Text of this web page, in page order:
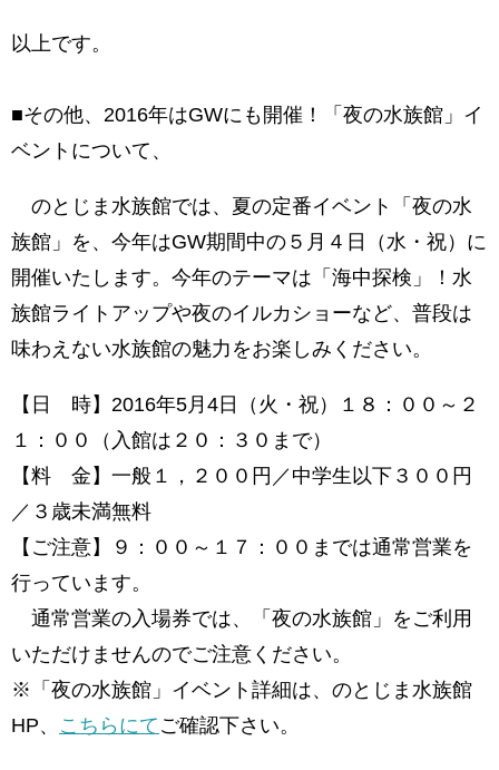
以上です。
■その他、2016年はGWにも開催！「夜の水族館」イ
ベントについて、
のとじま水族館では、夏の定番イベント「夜の水
族館」を、今年はGW期間中の５月４日（水・祝）に
開催いたします。今年のテーマは「海中探検」！水
族館ライトアップや夜のイルカショーなど、普段は
味わえない水族館の魅力をお楽しみください。
【日 時】2016年5月4日（火・祝）１８：００～２
１：００（入館は２０：３０まで）
【料 金】一般１，２００円／中学生以下３００円
／３歳未満無料
【ご注意】９：００～１７：００までは通常営業を
行っています。
通常営業の入場券では、「夜の水族館」をご利用
いただけませんのでご注意ください。
※「夜の水族館」イベント詳細は、のとじま水族館
HP、 こちらにて ご確認下さい。